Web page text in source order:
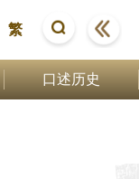
繁
口述历史